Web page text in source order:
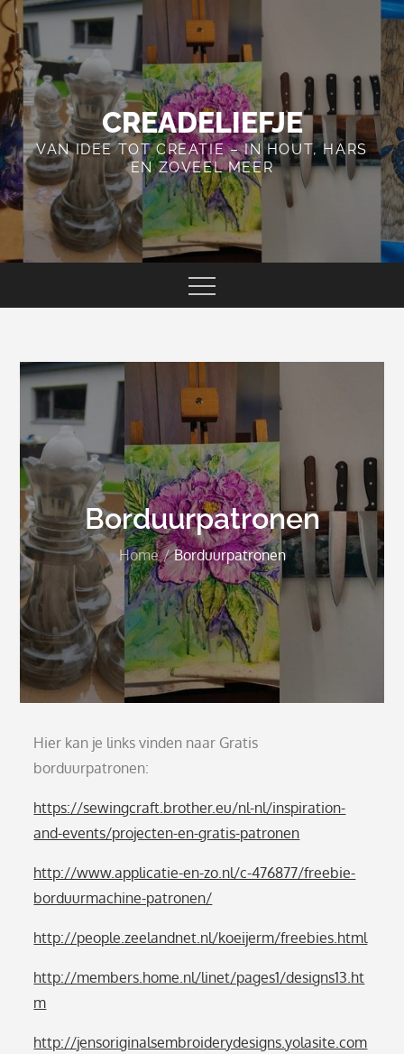
Skip
to
content
CREADELIEFJE
VAN IDEE TOT CREATIE – IN HOUT, HARS
EN ZOVEEL MEER
Borduurpatronen
Home Borduurpatronen
Hier kan je links vinden naar Gratis
borduurpatronen:
https://sewingcraft.brother.eu/nl-nl/inspiration-
and-events/projecten-en-gratis-patronen
http://www.applicatie-en-zo.nl/c-476877/freebie-
borduurmachine-patronen/
http://people.zeelandnet.nl/koeijerm/freebies.html
http://members.home.nl/linet/pages1/designs13.ht
m
http://jensoriginalsembroiderydesigns.yolasite.com